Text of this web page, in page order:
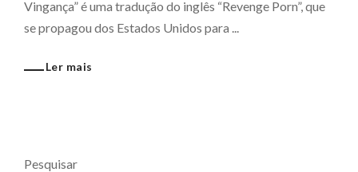
Vingança” é uma tradução do inglês “Revenge Porn”, que
se propagou dos Estados Unidos para ...
Ler mais
Pesquisar